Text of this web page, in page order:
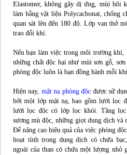
Elastomer, không gây dị ứng, mùi hôi
làm bằng vật liệu Polycacbonat, chống
quan sát lên đến 180 độ. Lớp van thở
trao đổi khí.
Nếu bạn làm việc trong môi trường khí,
những chất độc hại như mùi sơn gỗ,
phòng độc luôn là bạn đồng hành mỗi
Hiện nay, mặt nạ phòng độc được sử
bởi một lớp mặt nạ, bao gồm lưới lọc
lưới lọc độc có lớp lọc khói. Tầng
sương mù độc, những giọt dung dịch
Để nâng cao hiệu quả của việc phòng
hoạt tính trong dung dịch có chứa
ngoài của than có chứa một lượng nhỏ